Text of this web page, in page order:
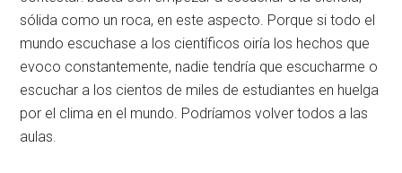
sólida como un roca, en este aspecto. Porque si todo el
mundo escuchase a los científicos oiría los hechos que
evoco constantemente, nadie tendría que escucharme o
escuchar a los cientos de miles de estudiantes en huelga
por el clima en el mundo. Podríamos volver todos a las
aulas.